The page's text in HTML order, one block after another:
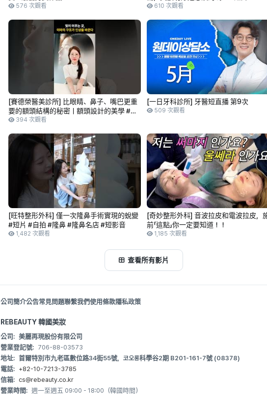
576 次觀看 610 次觀看
[賽德榮醫美診所] 比眼睛、鼻子、嘴巴更重
要的額頭結構的秘密｜額頭設計的美學 #豐
額 #額頭設計 #臉部比例 #賽德榮醫美診所
394 次觀看
[一日牙科診所] 牙醫短直播 第9次
509 次觀看
[旺特整形外科] 僅一次隆鼻手術實現的蛻變
#短片 #自拍 #隆鼻 #隆鼻名店 #短影音
1,482 次觀看
[奇妙整形外科] 音波拉皮和電波拉皮，
前「這點」你一定要知道！！
1,185 次觀看
查看所有影片
公司簡介公告常見問題聯繫我們使用條款隱私政策
REBEAUTY 韓國美妝
公司: 美麗再現股份有限公司
營業登記號: 706-88-03573
地址: 首爾特別市九老區數位路34街55號，코오롱科學谷2期 B201-161-7號 (08378)
電話: +82-10-7213-3785
信箱: cs@rebeauty.co.kr
營業時間: 週一至週五 09:00 - 18:00（韓國時間）